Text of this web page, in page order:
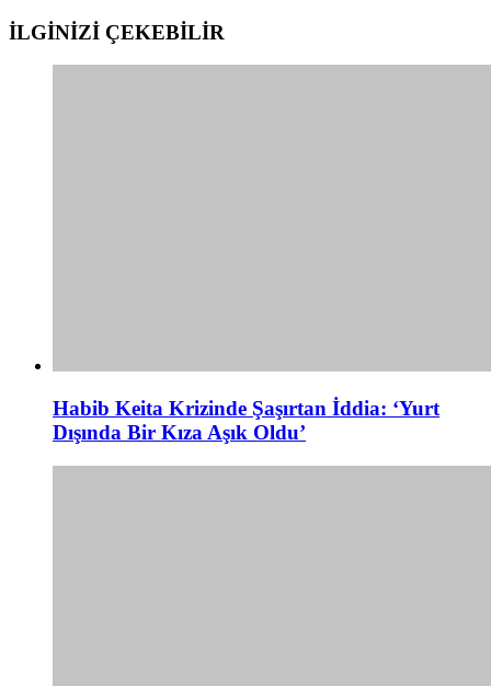
İLGİNİZİ ÇEKEBİLİR
Habib Keita Krizinde Şaşırtan İddia: ‘Yurt
Dışında Bir Kıza Aşık Oldu’